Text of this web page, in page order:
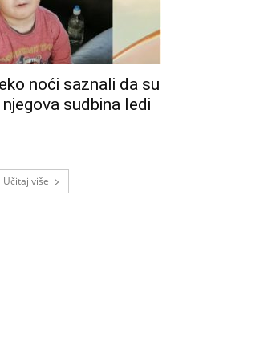
noći saznali da su
sudbina ledi
Učitaj više